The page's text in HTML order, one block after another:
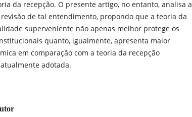
da recepção. O presente artigo, no entanto, analisa a
de tal entendimento, propondo que a teoria da
superveniente não apenas melhor protege os
quanto, igualmente, apresenta maior
em comparação com a teoria da recepção
adotada.